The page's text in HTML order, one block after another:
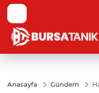
Anasayfa Gündem